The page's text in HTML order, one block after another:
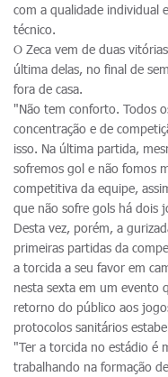
com a qualidade individual
técnico.
O Zeca vem de duas
última delas, no final de
fora de casa.
"Não tem conforto. Todos
concentração e de
isso. Na última partida,
sofremos gol e não fomos
competitiva da equipe,
que não sofre gols há dois
Desta vez, porém, a
primeiras partidas da
a torcida a seu favor em
nesta sexta em um evento
retorno do público aos
protocolos sanitários
"Ter a torcida no estádio é
trabalhando na formação